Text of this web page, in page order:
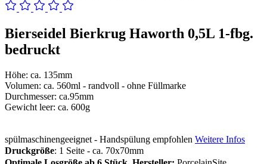
Bierseidel Bierkrug Haworth 0,5L 1-fbg.
bedruckt
Höhe: ca. 135mm
Volumen: ca. 560ml - randvoll - ohne Füllmarke
Durchmesser: ca.95mm
Gewicht leer: ca. 600g
spülmaschinengeeignet - Handspülung empfohlen Weitere Infos
Druckgröße: 1 Seite - ca. 70x70mm